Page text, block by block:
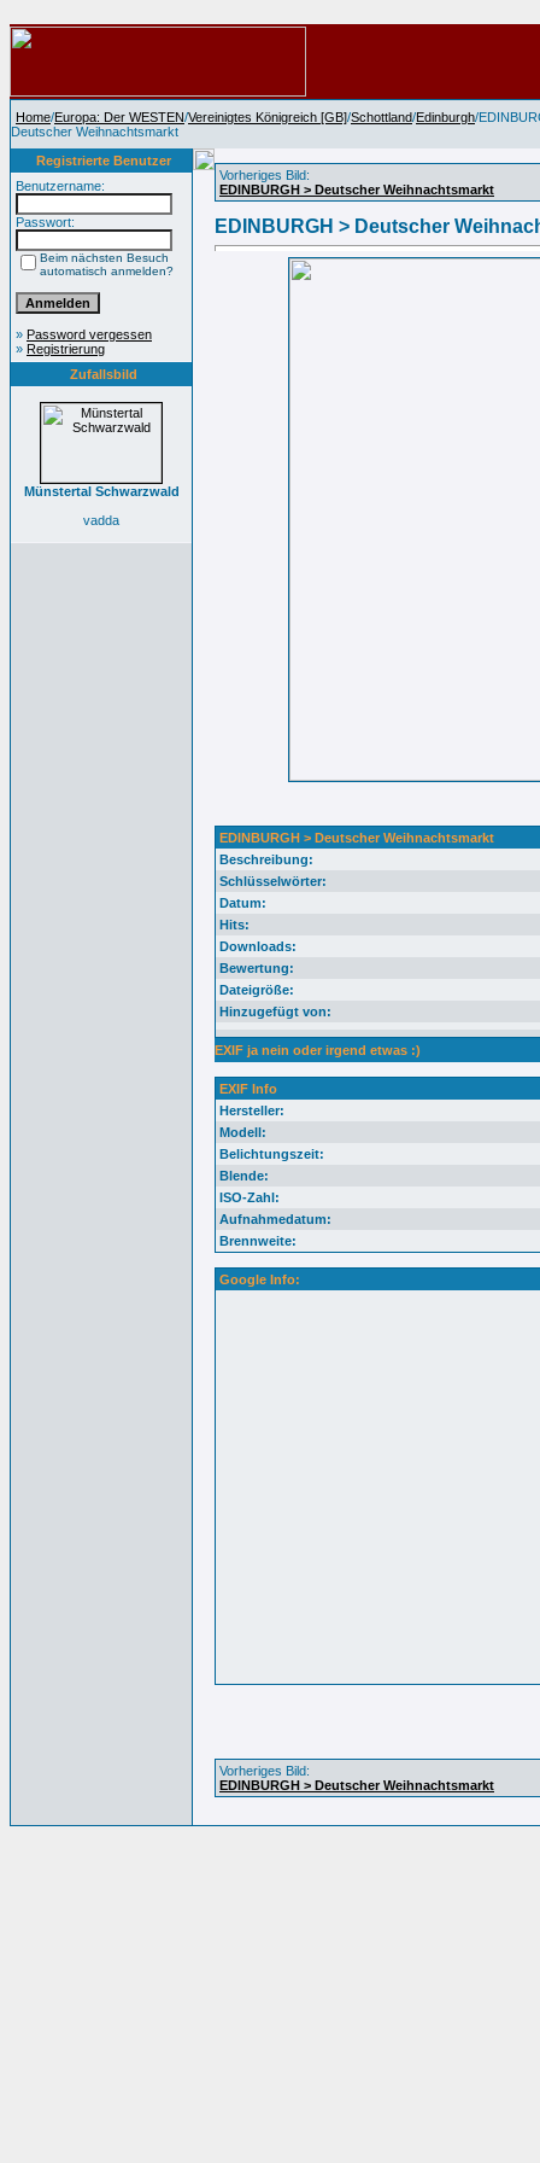
Home/Europa: Der WESTEN/Vereinigtes Königreich [GB]/Schottland/Edinburgh/
Deutscher Weihnachtsmarkt
Registrierte Benutzer
Benutzername:
Passwort:
Beim nächsten Besuch
automatisch anmelden?
» Password vergessen
» Registrierung
Zufallsbild
Münstertal Schwarzwald
vadda
Vorheriges Bild:
EDINBURGH > Deutscher Weihnachtsmarkt
EDINBURGH > Deutscher
EDINBURGH > Deutscher Weihnachtsmarkt
Beschreibung:
Schlüsselwörter:
Datum:
Hits:
Downloads:
Bewertung:
Dateigröße:
Hinzugefügt von:
EXIF ja nein oder irgend etwas :)
EXIF Info
Hersteller:
Modell:
Belichtungszeit:
Blende:
ISO-Zahl:
Aufnahmedatum:
Brennweite:
Google Info:
Vorheriges Bild:
EDINBURGH > Deutscher Weihnachtsmarkt